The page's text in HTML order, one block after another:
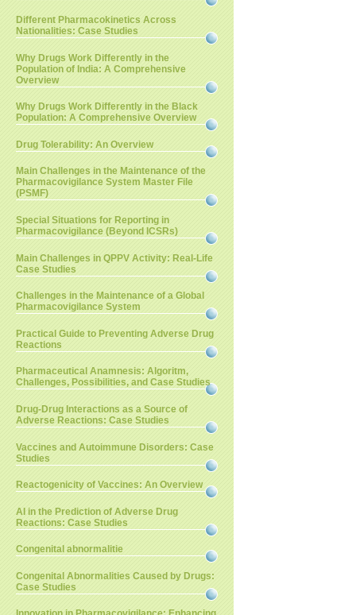
Different Pharmacokinetics Across
Nationalities: Case Studies
Why Drugs Work Differently in the
Population of India: A Comprehensive
Overview
Why Drugs Work Differently in the Black
Population: A Comprehensive Overview
Drug Tolerability: An Overview
Main Challenges in the Maintenance of the
Pharmacovigilance System Master File
(PSMF)
Special Situations for Reporting in
Pharmacovigilance (Beyond ICSRs)
Main Challenges in QPPV Activity: Real-Life
Case Studies
Challenges in the Maintenance of a Global
Pharmacovigilance System
Practical Guide to Preventing Adverse Drug
Reactions
Pharmaceutical Anamnesis: Algoritm,
Challenges, Possibilities, and Case Studies
Drug-Drug Interactions as a Source of
Adverse Reactions: Case Studies
Vaccines and Autoimmune Disorders: Case
Studies
Reactogenicity of Vaccines: An Overview
AI in the Prediction of Adverse Drug
Reactions: Case Studies
Congenital abnormalitie
Congenital Abnormalities Caused by Drugs:
Case Studies